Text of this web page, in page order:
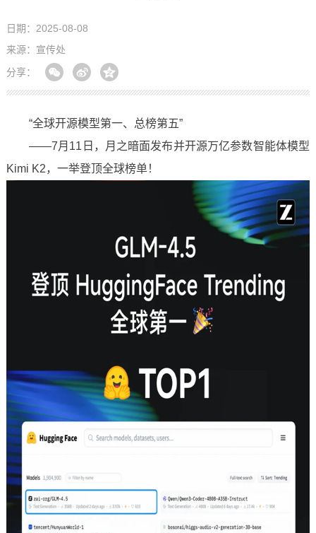
日期：2025-08-08
来源：宣传处
分享：
“全球开源模型第一、总榜第五”
——7月11日，月之暗面发布并开源万亿参数智能体模型
Kimi K2，一举登顶全球榜单！